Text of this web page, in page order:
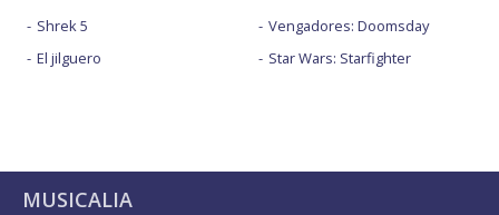
Shrek 5
El jilguero
Vengadores: Doomsday
Star Wars: Starfighter
MUSICALIA